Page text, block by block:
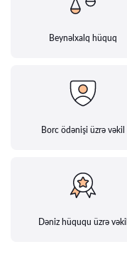
Beynəlxalq hüquq
Borc ödənişi üzrə vəkil
Dəniz hüququ üzrə vəkil